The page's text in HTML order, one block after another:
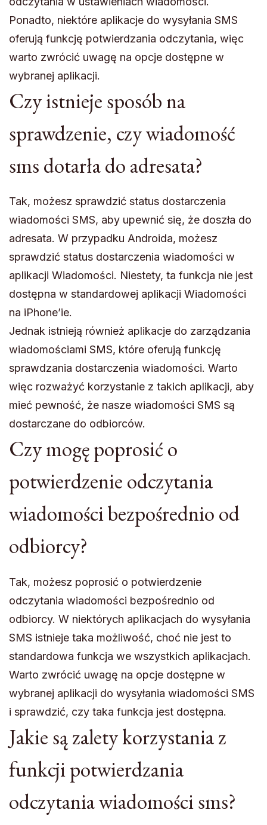
Ponadto, niektóre aplikacje do wysyłania SMS
oferują funkcję potwierdzania odczytania, więc
warto zwrócić uwagę na opcje dostępne w
wybranej aplikacji.
Czy istnieje sposób na
sprawdzenie, czy wiadomość
sms dotarła do adresata?
Tak, możesz sprawdzić status dostarczenia
wiadomości SMS, aby upewnić się, że doszła do
adresata. W przypadku Androida, możesz
sprawdzić status dostarczenia wiadomości w
aplikacji Wiadomości. Niestety, ta funkcja nie jest
dostępna w standardowej aplikacji Wiadomości
na iPhone’ie.
Jednak istnieją również aplikacje do zarządzania
wiadomościami SMS, które oferują funkcję
sprawdzania dostarczenia wiadomości. Warto
więc rozważyć korzystanie z takich aplikacji, aby
mieć pewność, że nasze wiadomości SMS są
dostarczane do odbiorców.
Czy mogę poprosić o
potwierdzenie odczytania
wiadomości bezpośrednio od
odbiorcy?
Tak, możesz poprosić o potwierdzenie
odczytania wiadomości bezpośrednio od
odbiorcy. W niektórych aplikacjach do wysyłania
SMS istnieje taka możliwość, choć nie jest to
standardowa funkcja we wszystkich aplikacjach.
Warto zwrócić uwagę na opcje dostępne w
wybranej aplikacji do wysyłania wiadomości SMS
i sprawdzić, czy taka funkcja jest dostępna.
Jakie są zalety korzystania z
funkcji potwierdzania
odczytania wiadomości sms?